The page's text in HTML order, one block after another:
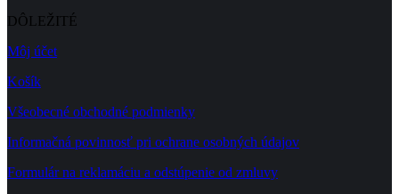
DÔLEŽITÉ
Môj účet
Košík
Všeobecné obchodné podmienky
Informačná povinnosť pri ochrane osobných údajov
Formulár na reklamáciu a odstúpenie od zmluvy